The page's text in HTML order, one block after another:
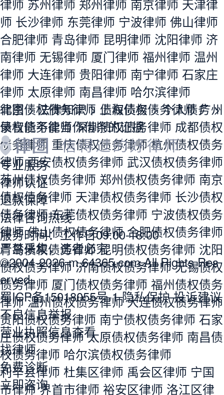
郑文婧律师 执业认证 平台保障
擅长：债权债务、刑事辩护、劳动纠纷
5.0分执业：5年主办律师
电话咨询 在线咨询
热门城市
热门专长
区县推荐
北京律师 上海律师 广州律师 深圳律师 成
都律师 重庆律师 杭州律师 西安律师 武汉
律师 苏州律师 郑州律师 南京律师 天津律
师 长沙律师 东莞律师 宁波律师 佛山律师
合肥律师 青岛律师 昆明律师 沈阳律师 济
南律师 无锡律师 厦门律师 福州律师 温州
律师 大连律师 贵阳律师 南宁律师 石家庄
律师 太原律师 南昌律师 哈尔滨律师
北京债权债务律师 上海债权债务律师 广州
债权债务律师 深圳债权债务律师 成都债权
债务律师 重庆债权债务律师 杭州债权债务
律师 西安债权债务律师 武汉债权债务律师
苏州债权债务律师 郑州债权债务律师 南京
债权债务律师 天津债权债务律师
债务律师 东莞债权债务律师 宁波债权债务
律图>法律知识>债权债务>个人债务>
录音能不能当作借条的证据
专业服务
律师认证
退款保障
法律咨询热线